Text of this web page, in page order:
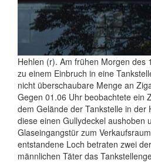
Hehlen (r). Am frühen Morgen des
zu einem Einbruch in eine
nicht überschaubare Menge an
Gegen 01.06 Uhr beobachtete ein
dem Gelände der Tankstelle in der
diese einen Gullydeckel aushoben
Glaseingangstür zum
entstandene Loch betraten zwei
männlichen Täter das